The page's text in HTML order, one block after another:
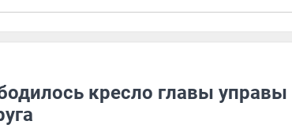
кресло главы управы